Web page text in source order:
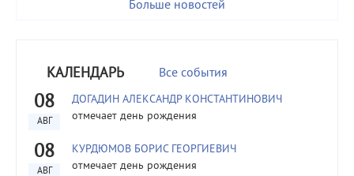
Больше новостей
КАЛЕНДАРЬ Все события
08
АВГ
ДОГАДИН АЛЕКСАНДР КОНСТАНТИНОВИЧ
отмечает день рождения
08
АВГ
КУРДЮМОВ БОРИС ГЕОРГИЕВИЧ
отмечает день рождения